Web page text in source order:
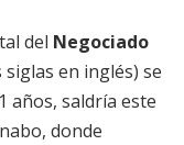
del Negociado
siglas en inglés) se
años, saldría este
donde